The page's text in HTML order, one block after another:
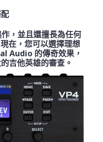
，並且還擅長為任何
在，您可以選擇理想
Audio 的傳奇效果，
吉他英雄的審查。